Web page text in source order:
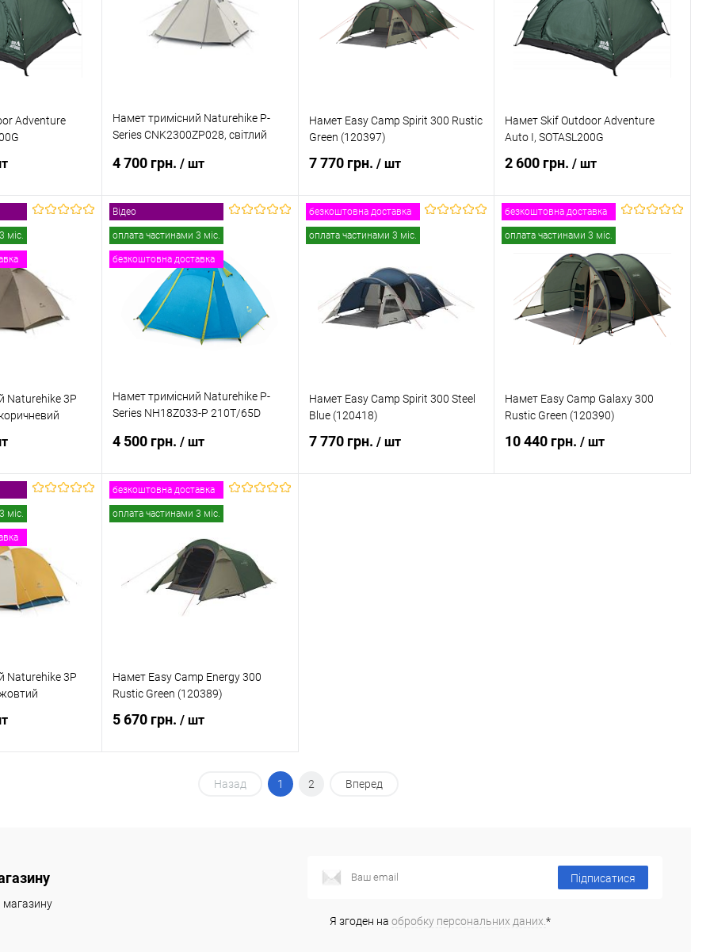
Недоступно В обране Недоступно В обране Недоступно В обране Недоступно
Adventure
про наявність
Порівняння
Недоступно
Намет тримісний Naturehike P-
Series CNK2300ZP028, світлий
4 700 грн. / шт
Повідомити про наявність
Купити в 1 клік Порівняння
В обране Недоступно
Намет Easy Camp Spirit 300 Rustic
Green (120397)
7 770 грн. / шт
Повідомити про наявність
Купити в 1 клік
В обране Недоступно
Намет Skif Outdoor Adventure
Auto I, SOTASL200G
2 600 грн./ шт
Повідомити про наявність
Купити в 1 клік Порівняння
В обране Недоступно
міс.
Naturehike 3P
про наявність
Порівняння
Недоступно
Відео
оплата частинами 3 міс.
безкоштовна доставка
Намет тримісний Naturehike P-
Series NH18Z033-P 210T/65D
4 500 грн. / шт
Повідомити про наявність
Купити в 1 клік Порівняння
В обране Недоступно
безкоштовна доставка
оплата частинами 3 міс.
Намет Easy Camp Spirit 300 Steel
Blue (120418)
7 770 грн. / шт
безкоштовна доставка
оплата частинами 3 міс.
Намет Easy Camp Galaxy 300
Rustic Green (120390)
10 440 грн./ шт
міс.
Naturehike 3P
безкоштовна доставка
оплата частинами 3 міс.
Намет Easy Camp Energy 300
Rustic Green (120389)
5 670 грн. / шт
Повідомити про наявність
Назад 1 2 Вперед
магазину
Підписатися
Я згоден на обробку персональних даних. *